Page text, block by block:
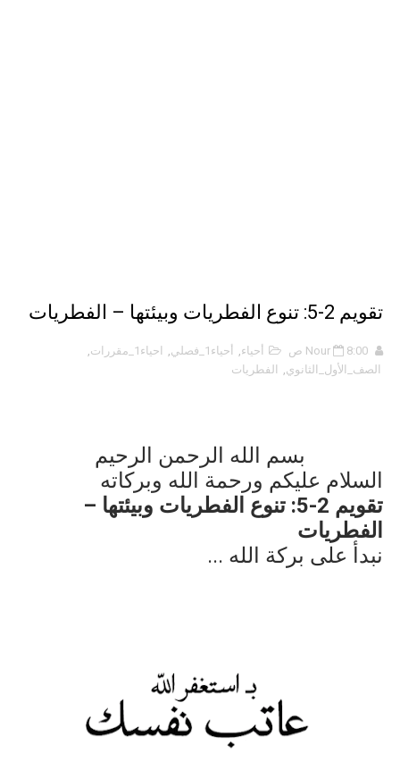
تقويم 2-5: تنوع الفطريات وبيئتها – الفطريات
Nour 8:00 ص أحياء, أحياء1_فصلي , احياء1_مقررات
,
الصف_الأول_الثانوي, الفطريات
بسم الله الرحمن الرحيم
السلام عليكم ورحمة الله وبركاته
تقويم 2-5:
تنوع الفطريات وبيئتها –
الفطريات
نبدأ على بركة الله ...